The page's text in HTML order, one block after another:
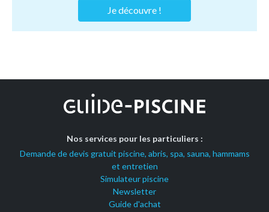
Je découvre !
Nos services pour les particuliers :
Demande de devis gratuit piscine, abris, spa, sauna, hammams
et entretien
Simulateur piscine
Newsletter
Guide d'achat